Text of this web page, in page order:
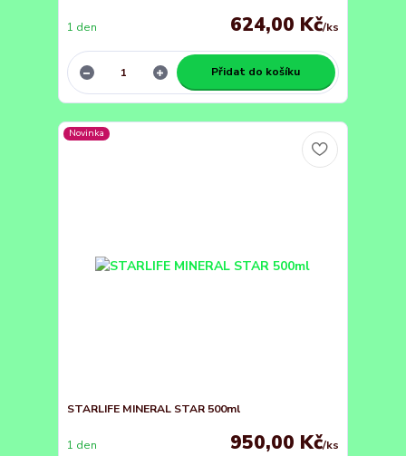
624,00 Kč/ks
1 den
Přidat do košíku
Novinka
STARLIFE MINERAL STAR 500ml
950,00 Kč/ks
1 den